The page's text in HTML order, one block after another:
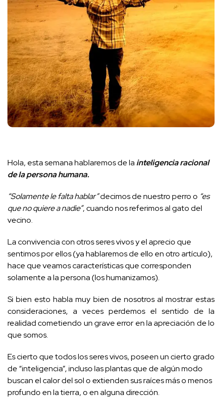
Hola, esta semana hablaremos de la inteligencia racional
de la persona humana.
“Solamente le falta hablar”decimos de nuestro perro o “es
que no quiere a nadie”, cuando nos referimos al gato del
vecino.
La convivencia con otros seres vivos y el aprecio que
sentimos por ellos (ya hablaremos de ello en otro artículo),
hace que veamos características que corresponden
solamente a la persona (los humanizamos).
Si bien esto habla muy bien de nosotros al mostrar estas
consideraciones, a veces perdemos el sentido de la
realidad cometiendo un grave error en la apreciación de lo
que somos.
Es cierto que todos los seres vivos, poseen un cierto grado
de “inteligencia”, incluso las plantas que de algún modo
buscan el calor del sol o extienden sus raíces más o menos
profundo en la tierra, o en alguna dirección.